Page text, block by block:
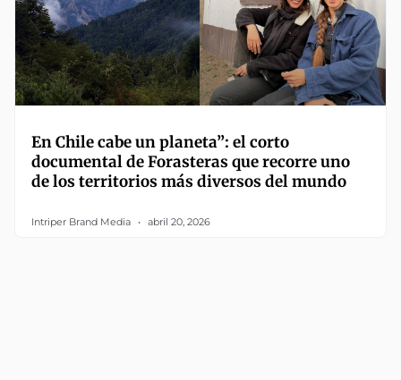
En Chile cabe un planeta”: el corto
documental de Forasteras que recorre uno
de los territorios más diversos del mundo
Intriper Brand Media abril 20, 2026